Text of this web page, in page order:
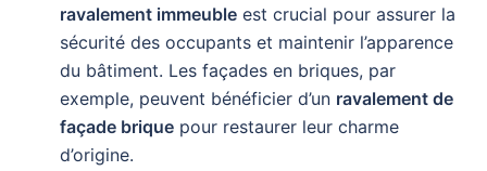
ravalement immeuble est crucial pour assurer la
sécurité des occupants et maintenir l’apparence
du bâtiment. Les façades en briques, par
exemple, peuvent bénéficier d’un ravalement de
façade brique pour restaurer leur charme
d’origine.